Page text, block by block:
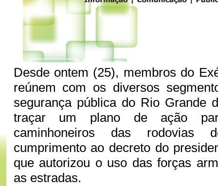
Desde ontem (25), membros do
reúnem com os diversos
segurança pública do Rio Grande
traçar um plano de ação
caminhoneiros das rodovias
cumprimento ao decreto do
que autorizou o uso das forças
as estradas.